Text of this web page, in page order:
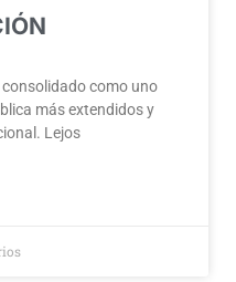
como uno
más extendidos y
Lejos